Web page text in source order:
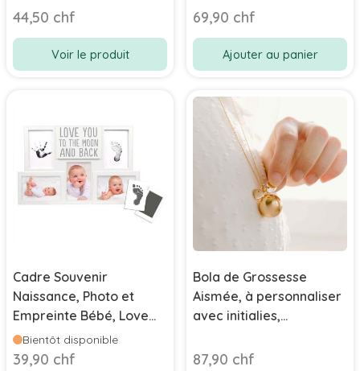
coton éponge
biologique, 70 x 130 cm,
44,50 chf
Voir le produit
ou Fille dès 2 ans,
Boutique Suisse
69,90 chf
Ajouter au panier
Cadre Souvenir
Naissance, Photo et
Empreinte Bébé, Love
you to the moon & back,
100% sur pour bébé,
Bientôt disponible
39,90 chf
Bola de Grossesse
Aismée, à personnaliser
avec initialies,
87,90 chf